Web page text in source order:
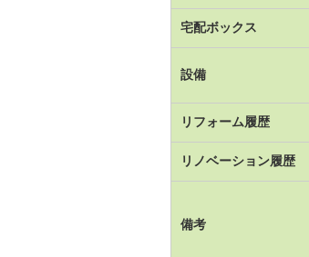
宅配ボックス
設備
リフォーム履歴
リノベーション履歴
備考